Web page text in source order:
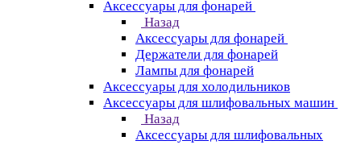
Аксессуары для фонарей
Назад
Аксессуары для фонарей
Держатели для фонарей
Лампы для фонарей
Аксессуары для холодильников
Аксессуары для шлифовальных машин
Назад
Аксессуары для шлифовальных